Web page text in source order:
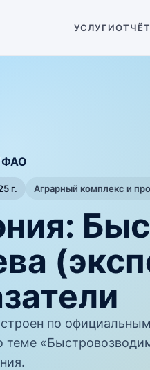
УСЛУГИ
ФАО
г. Аграрный комплекс и
по
теме